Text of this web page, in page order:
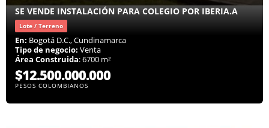
SE VENDE INSTALACIÓN PARA COLEGIO POR IBERIA.A
Lote / Terreno
En: Bogotá D.C., Cundinamarca
Tipo de negocio: Venta
Área Construida: 6700 m²
$12.500.000.000
PESOS COLOMBIANOS